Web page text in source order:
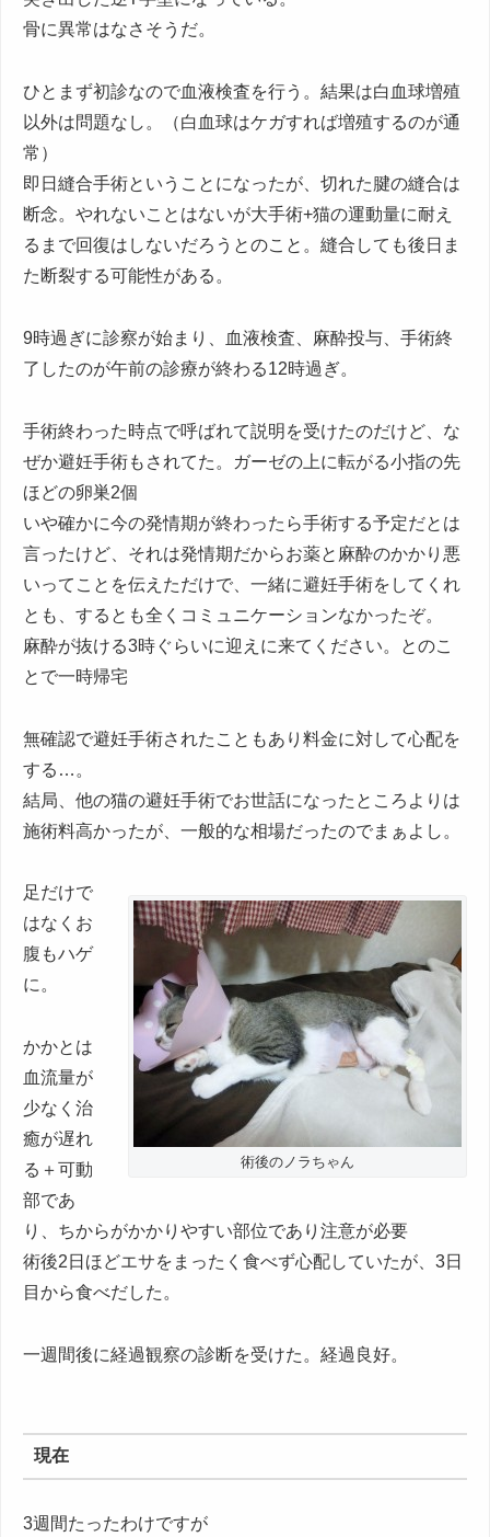
骨に異常はなさそうだ。
ひとまず初診なので血液検査を行う。結果は白血球増殖
以外は問題なし。（白血球はケガすれば増殖するのが通
常）
即日縫合手術ということになったが、切れた腱の縫合は
断念。やれないことはないが大手術+猫の運動量に耐え
るまで回復はしないだろうとのこと。縫合しても後日ま
た断裂する可能性がある。
9時過ぎに診察が始まり、血液検査、麻酔投与、手術終
了したのが午前の診療が終わる12時過ぎ。
手術終わった時点で呼ばれて説明を受けたのだけど、な
ぜか避妊手術もされてた。ガーゼの上に転がる小指の先
ほどの卵巣2個
いや確かに今の発情期が終わったら手術する予定だとは
言ったけど、それは発情期だからお薬と麻酔のかかり悪
いってことを伝えただけで、一緒に避妊手術をしてくれ
とも、するとも全くコミュニケーションなかったぞ。
麻酔が抜ける3時ぐらいに迎えに来てください。とのこ
とで一時帰宅
無確認で避妊手術されたこともあり料金に対して心配を
する…。
結局、他の猫の避妊手術でお世話になったところよりは
施術料高かったが、一般的な相場だったのでまぁよし。
術後のノラちゃん
足だけで
はなくお
腹もハゲ
に。
かかとは
血流量が
少なく治
癒が遅れ
る＋可動
部であ
り、ちからがかかりやすい部位であり注意が必要
術後2日ほどエサをまったく食べず心配していたが、3日
目から食べだした。
一週間後に経過観察の診断を受けた。経過良好。
現在
3週間たったわけですが